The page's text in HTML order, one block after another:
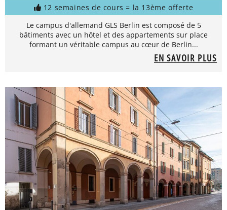
12 semaines de cours = la 13ème offerte
Le campus d'allemand GLS Berlin est composé de 5
bâtiments avec un hôtel et des appartements sur place
formant un véritable campus au cœur de Berlin...
EN SAVOIR PLUS